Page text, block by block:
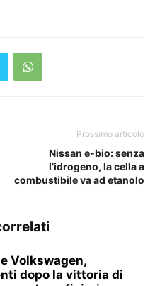
Prossimo articolo
Nissan e-bio: senza
l’idrogeno, la cella a
combustibile va ad etanolo
Volkswagen,
dopo la vittoria di